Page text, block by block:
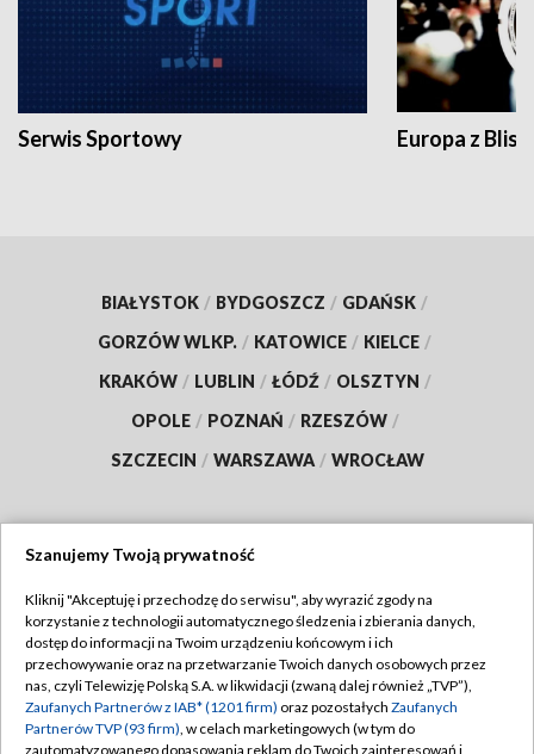
Serwis Sportowy Europa z
BIAŁYSTOK / BYDGOSZCZ / GDAŃSK /
GORZÓW WLKP. / KATOWICE / KIELCE /
KRAKÓW / LUBLIN / ŁÓDŹ / OLSZTYN /
OPOLE / POZNAŃ / RZESZÓW /
SZCZECIN / WARSZAWA / WROCŁAW
TVP
Abonament TVP
Emisja w TVP
Centrum informacji TVP
Regulamin TVP
Polityka prywatności
Moje zgody
Szanujemy Twoją prywatność
Kliknij "Akceptuję i przechodzę do serwisu", aby wyrazić zgody na
korzystanie z technologii automatycznego śledzenia i zbierania danych,
dostęp do informacji na Twoim urządzeniu końcowym i ich
przechowywanie oraz na przetwarzanie Twoich danych osobowych przez
nas, czyli Telewizję Polską S.A. w likwidacji (zwaną dalej również „TVP”),
Zaufanych Partnerów z IAB* (1201 firm) oraz pozostałych Zaufanych
Partnerów TVP (93 firm), w celach marketingowych (w tym do
zautomatyzowanego dopasowania reklam do Twoich zainteresowań i